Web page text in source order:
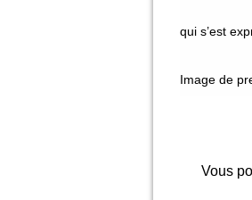
qui s’est
Image de
Vous